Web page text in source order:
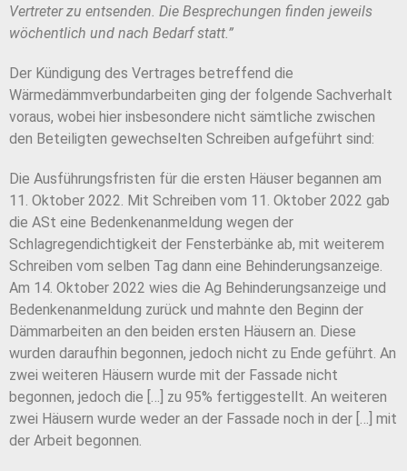
Vertreter zu entsenden. Die Besprechungen finden jeweils
wöchentlich und nach Bedarf statt.”
Der Kündigung des Vertrages betreffend die
Wärmedämmverbundarbeiten ging der folgende Sachverhalt
voraus, wobei hier insbesondere nicht sämtliche zwischen
den Beteiligten gewechselten Schreiben aufgeführt sind:
Die Ausführungsfristen für die ersten Häuser begannen am
11. Oktober 2022. Mit Schreiben vom 11. Oktober 2022 gab
die ASt eine Bedenkenanmeldung wegen der
Schlagregendichtigkeit der Fensterbänke ab, mit weiterem
Schreiben vom selben Tag dann eine Behinderungsanzeige.
Am 14. Oktober 2022 wies die Ag Behinderungsanzeige und
Bedenkenanmeldung zurück und mahnte den Beginn der
Dämmarbeiten an den beiden ersten Häusern an. Diese
wurden daraufhin begonnen, jedoch nicht zu Ende geführt. An
zwei weiteren Häusern wurde mit der Fassade nicht
begonnen, jedoch die […] zu 95% fertiggestellt. An weiteren
zwei Häusern wurde weder an der Fassade noch in der […] mit
der Arbeit begonnen.